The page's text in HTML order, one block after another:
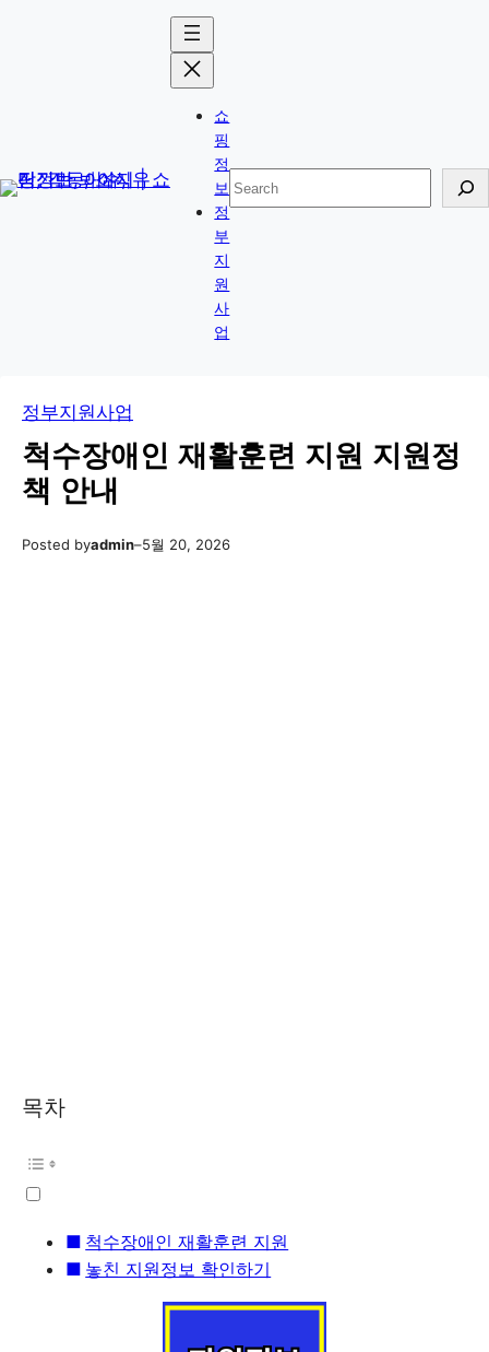
가
쇼
핑
정
보
정
부
지
원
사
업
검
색
정부지원사업
척수장애인 재활훈련 지원 지원정
책 안내
Posted byadmin–5월 20, 2026
목차
척수장애인 재활훈련 지원
놓친 지원정보 확인하기